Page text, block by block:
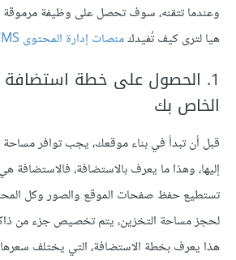
وعندما تتقنه، سوف تحصل على وظيفة مرموقة
هيا لترى كيف تُفيدكمنصات إدارة المحتوى CMS
1. الحصول على خطة استضافة
الخاص بك
قبل أن تبدأ في بناء موقعك، يجب توافر
إليها، وهذا ما يعرف بالاستضافة،
تستطيع حفظ صفحات الموقع والصور وكل
لحجز مساحة التخزين، يتم تخصيص جزء من
هذا يعرف بخطة الاستضافة، التي يختلف